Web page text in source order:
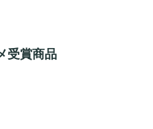
受賞商品